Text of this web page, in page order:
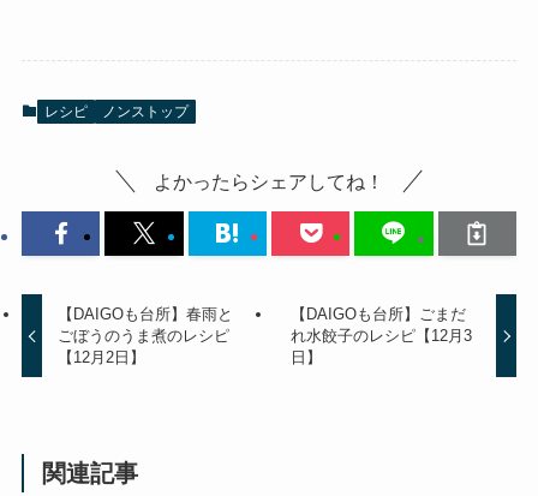
レシピ ノンストップ
よかったらシェアしてね！
【DAIGOも台所】春雨と
ごぼうのうま煮のレシピ
【12月2日】
【DAIGOも台所】ごまだ
れ水餃子のレシピ【12月3
日】
関連記事